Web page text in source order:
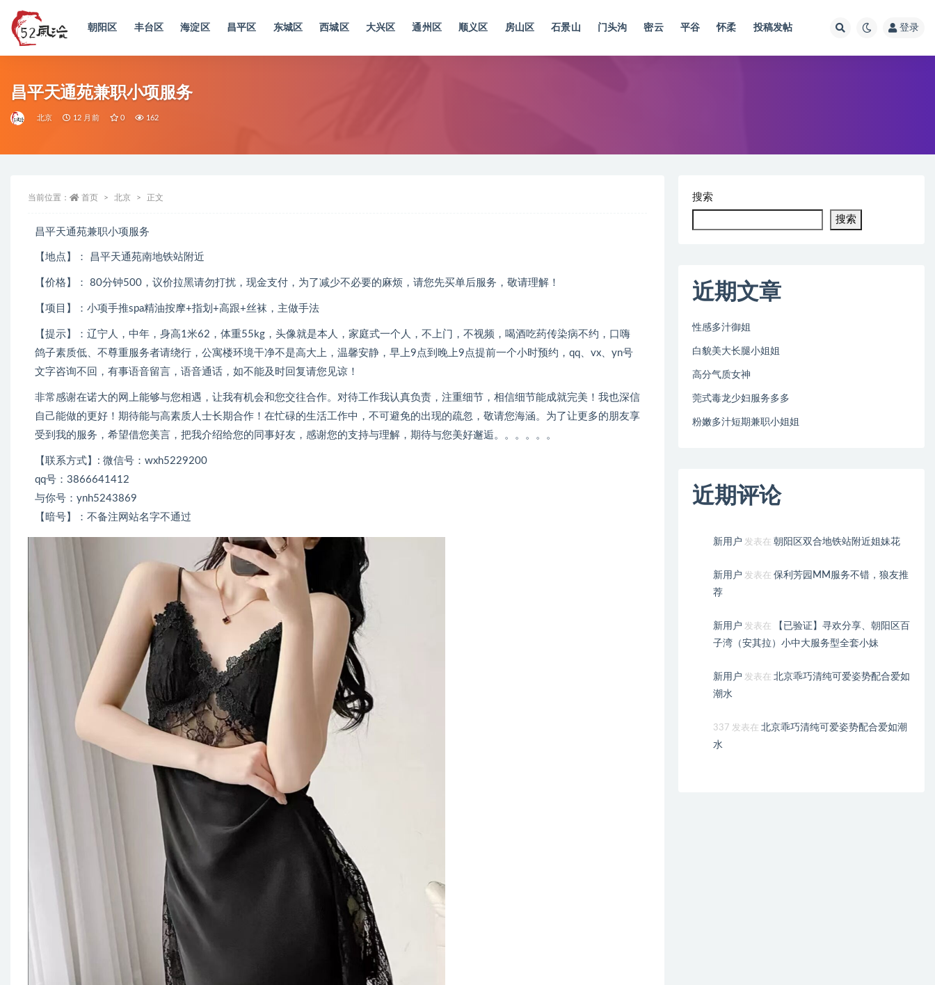
朝阳区 丰台区 海淀区 昌平区 东城区 西城区 大兴区 通州区 顺义区 房山区 石景山 门头沟 密云 平谷 怀柔 投稿发帖 登录
昌平天通苑兼职小项服务
北京 12 月前 0 162
当前位置： 首页 北京 正文
昌平天通苑兼职小项服务
【地点】： 昌平天通苑南地铁站附近
【价格】： 80分钟500，议价拉黑请勿打扰，现金支付，为了减少不必要的麻烦，请您先买单后服务，敬请理解！
【项目】：小项手推spa精油按摩+指划+高跟+丝袜，主做手法
【提示】：辽宁人，中年，身高1米62，体重55kg，头像就是本人，家庭式一个人，不上门，不视频，喝酒吃药传染病不约，口嗨
鸽子素质低、不尊重服务者请绕行，公寓楼环境干净不是高大上，温馨安静，早上9点到晚上9点提前一个小时预约，qq、vx、yn号
文字咨询不回，有事语音留言，语音通话，如不能及时回复请您见谅！
非常感谢在诺大的网上能够与您相遇，让我有机会和您交往合作。对待工作我认真负责，注重细节，相信细节能成就完美！我也深信
自己能做的更好！期待能与高素质人士长期合作！在忙碌的生活工作中，不可避免的出现的疏忽，敬请您海涵。为了让更多的朋友享
受到我的服务，希望借您美言，把我介绍给您的同事好友，感谢您的支持与理解，期待与您美好邂逅。。。。。。
【联系方式】: 微信号：wxh5229200
qq号：3866641412
与你号：ynh5243869
【暗号】：不备注网站名字不通过
搜索
搜索
近期文章
性感多汁御姐
白貌美大长腿小姐姐
高分气质女神
莞式毒龙少妇服务多多
粉嫩多汁短期兼职小姐姐
近期评论
新用户 发表在朝阳区双合地铁站附近姐妹花
新用户 发表在保利芳园MM服务不错，狼友推
荐
新用户 发表在
【已验证】寻欢分享、朝阳区百
子湾（安其拉）小中大服务型全套小妹
新用户 发表在北京乖巧清纯可爱姿势配合爱如
潮水
337 发表在北京乖巧清纯可爱姿势配合爱如潮
水